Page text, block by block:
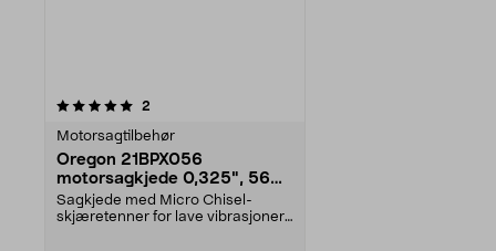
2
Motorsagtilbehør
Oregon 21BPX056
motorsagkjede 0,325", 56
drivlenker
Sagkjede med Micro Chisel-
skjæretenner for lave vibrasjoner